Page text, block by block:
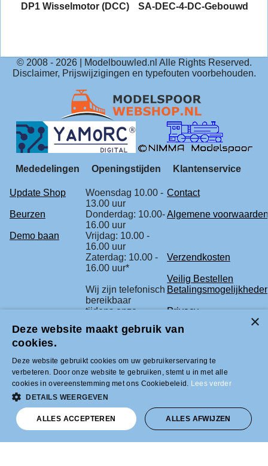
DP1 Wisselmotor (DCC) SA-DEC-4-DC-Gebouwd
© 2008 - 2026| Modelbouwled.nl Alle Rights Reserved.
Disclaimer, Prijswijzigingen en typefouten voorbehouden.
Mededelingen Openingstijden Klantenservice
Update Shop
Woensdag 10.00 -
13.00 uur
Contact
Beurzen
Donderdag: 10.00-
16.00 uur
Algemene voorwaarden
Demo baan
Vrijdag: 10.00 -
16.00 uur
Zaterdag: 10.00 -
16.00 uur*
Verzendkosten
Veilig Bestellen
Wij zijn telefonisch
bereikbaar
tijdens onze
Privacy
Retourbeleid
onze beurs
agenda.
Tel +31 (0)33-2996333 |
info@modelbouwled.nl | BTW nummer
NL001954275B26 | KVK nummer
31043946 | IBAN nummer NL59INGB
Deze website maakt gebruik van
cookies.
Deze website gebruikt cookies om uw gebruikerservaring te
verbeteren. Door onze website te gebruiken, stemt u in met alle
cookies in overeenstemming met ons Cookiebeleid. Lees verder
DETAILS WEERGEVEN
ALLES ACCEPTEREN ALLES AFWIJZEN